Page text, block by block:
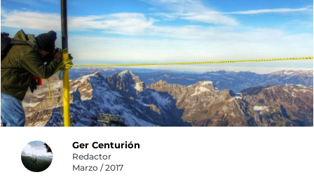
Ger Centurión
Redactor
Marzo / 2017